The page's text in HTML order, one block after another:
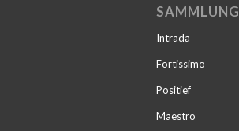
SAMMLUNG
Intrada
Fortissimo
Positief
Maestro